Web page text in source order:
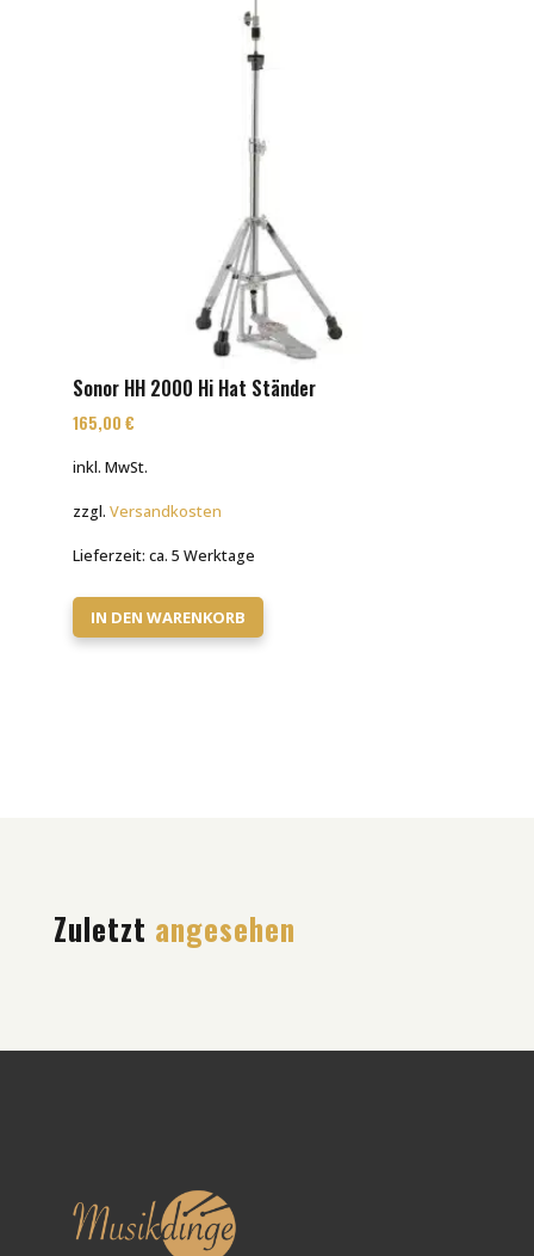
Sonor HH 2000 Hi Hat Ständer
165,00 €
inkl. MwSt.
zzgl. Versandkosten
Lieferzeit: ca. 5 Werktage
IN DEN WARENKORB
Zuletzt angesehen